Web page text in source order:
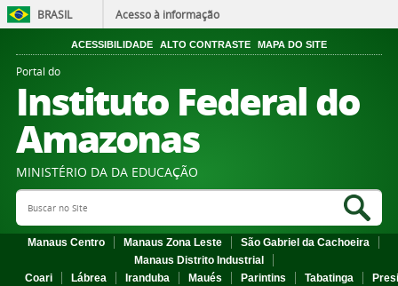
BRASIL Acesso à informação
ACESSIBILIDADE ALTO CONTRASTE MAPA DO SITE
Portal do
Instituto Federal do
Amazonas
MINISTÉRIO DA DA EDUCAÇÃO
Search Site
Manaus Centro Manaus Zona Leste
São Gabriel da Cachoeira
Manaus Distrito Industrial
Coari
Lábrea Iranduba Maués Parintins Tabatinga